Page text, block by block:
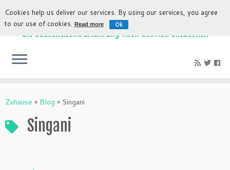
Die authentische Erfahrung nach Bolivien entdecken
Zuhause » Blog » Singani
Singani
Cookies help us deliver our services. By using our services, you agree
to our use of cookies.Read more Ok